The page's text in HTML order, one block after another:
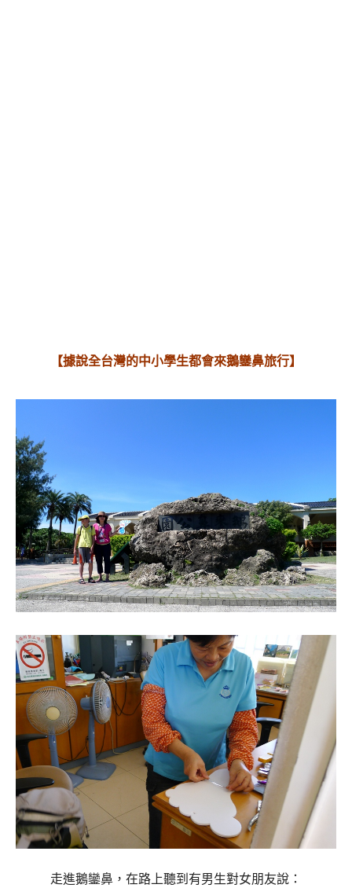
【據說全台灣的中小學生都會來鵝鑾鼻旅行】
走進鵝鑾鼻，在路上聽到有男生對女朋友說：